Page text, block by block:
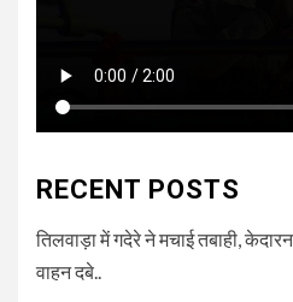
RECENT POSTS
तिलवाड़ा में गदेरे ने मचाई तबाही,
वाहन दबे..